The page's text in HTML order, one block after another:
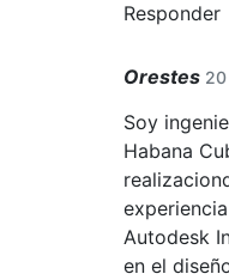
Responder
Orestes
Soy
Habana
Autodesk
en el